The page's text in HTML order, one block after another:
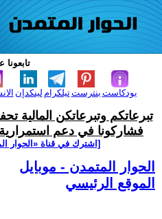
تابعونا
لينكدإن تيلكرامبنترست بودكاست
تبرعاتكم وتبرعاتكن المالية
فشاركونا في دعم
[اشترك في قناة ‫«الحوار
الحوار المتمدن - موبايل
الموقع الرئيسي